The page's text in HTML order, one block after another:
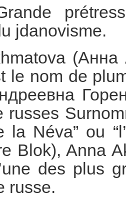
jdanovisme.
le nom de
russes
la Néva” ou
Blok), Anna
des plus
russe.